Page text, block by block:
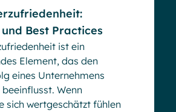
Best Practices
ist ein
Element, das den
eines Unternehmens
Wenn
sich wertgeschätzt fühlen